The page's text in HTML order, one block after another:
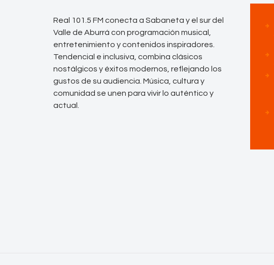
Real 101.5 FM conecta a Sabaneta y el sur del
Valle de Aburrá con programación musical,
entretenimiento y contenidos inspiradores.
Tendencial e inclusiva, combina clásicos
nostálgicos y éxitos modernos, reflejando los
gustos de su audiencia. Música, cultura y
comunidad se unen para vivir lo auténtico y
actual.